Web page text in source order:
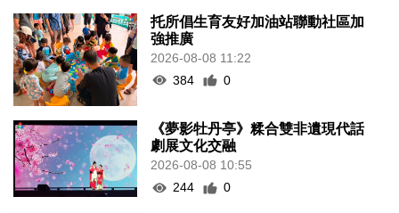
托所倡生育友好加油站聯動社區加
強推廣
2026-08-08 11:22
384
0
《夢影牡丹亭》糅合雙非遺現代話
劇展文化交融
2026-08-08 10:55
244
0